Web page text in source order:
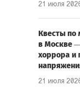
21 июля
Квесты по
в Москве
хоррора и
21 июля